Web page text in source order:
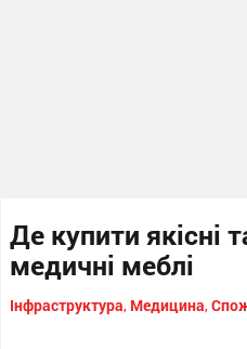
Де купити якісні
медичні меблі
Інфраструктура, Медицина,